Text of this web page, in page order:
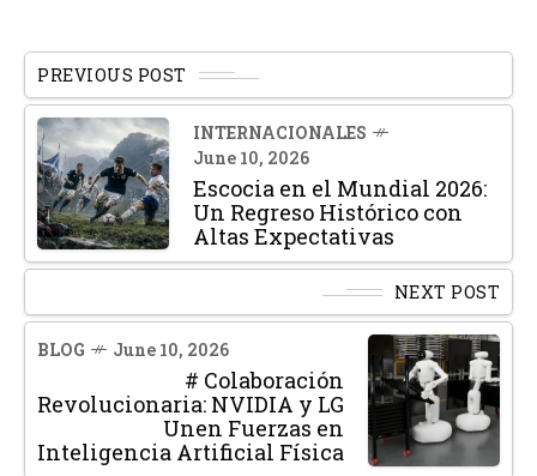
PREVIOUS POST
INTERNACIONALES
June 10, 2026
Escocia en el Mundial 2026:
Un Regreso Histórico con
Altas Expectativas
NEXT POST
BLOG June 10, 2026
# Colaboración
Revolucionaria: NVIDIA y LG
Unen Fuerzas en
Inteligencia Artificial Física